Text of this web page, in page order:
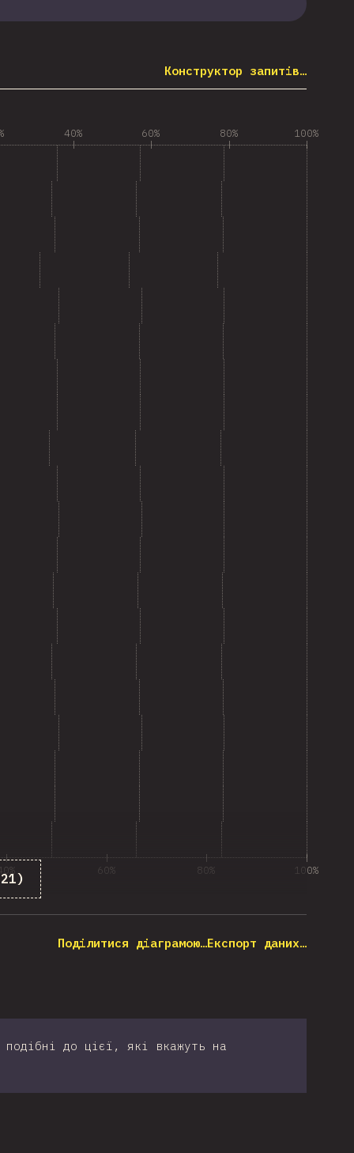
Конструктор запитів…
40% 60% 80% 100%
40% 60% 80% 100%
Поділитися діаграмою…Експорт даних…
подібні до цієї, які вкажуть на